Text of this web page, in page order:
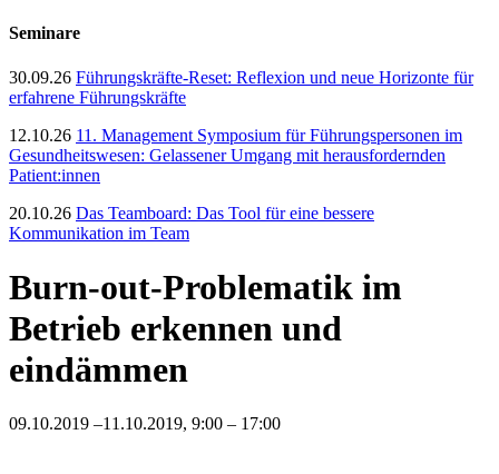
Seminare
30.09.26 Führungskräfte-Reset: Reflexion und neue Horizonte für
erfahrene Führungskräfte
12.10.26 11. Management Symposium für Führungspersonen im
Gesundheitswesen: Gelassener Umgang mit herausfordernden
Patient:innen
20.10.26 Das Teamboard: Das Tool für eine bessere
Kommunikation im Team
Burn-out-Problematik im
Betrieb erkennen und
eindämmen
09.10.2019 –11.10.2019, 9:00 – 17:00